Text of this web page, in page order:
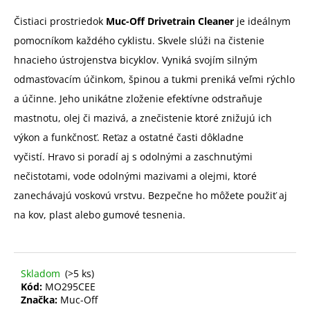
hviezdičiek.
Čistiaci prostriedok Muc-Off Drivetrain Cleaner je ideálnym
pomocníkom každého cyklistu. Skvele slúži na čistenie
hnacieho ústrojenstva bicyklov. Vyniká svojím silným
odmasťovacím účinkom, špinou a tukmi preniká veľmi rýchlo
a účinne. Jeho unikátne zloženie efektívne odstraňuje
mastnotu, olej či mazivá, a znečistenie ktoré znižujú ich
výkon a funkčnosť. Reťaz a ostatné časti dôkladne
vyčistí. Hravo si poradí aj s odolnými a zaschnutými
nečistotami, vode odolnými mazivami a olejmi, ktoré
zanechávajú voskovú vrstvu. Bezpečne ho môžete použiť aj
na kov, plast alebo gumové tesnenia.
Skladom (>5 ks)
Kód: MO295CEE
Značka: Muc-Off